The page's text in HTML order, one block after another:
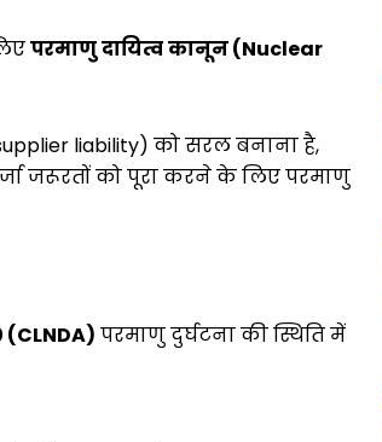
परमाणुदायित्वकानून(Nuclear
liability) को सरल बनाना है,
जरूरतों को पूरा करने के लिए परमाणु
(CLNDA) परमाणु दुर्घटना की स्थिति में